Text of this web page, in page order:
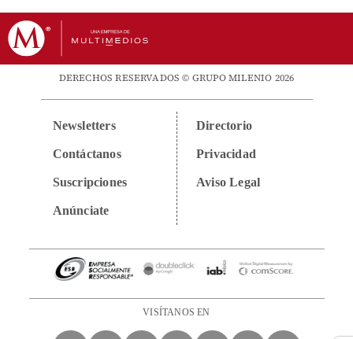
DERECHOS RESERVADOS © GRUPO MILENIO 2026
Newsletters
Contáctanos
Suscripciones
Anúnciate
Directorio
Privacidad
Aviso Legal
VISÍTANOS EN